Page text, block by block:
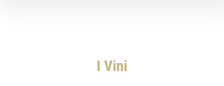
I Vini